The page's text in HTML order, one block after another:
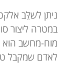
ניתן לשלֵּב
במטרה ליצור
מוח-מחשב הוא
לאדם שמקבל